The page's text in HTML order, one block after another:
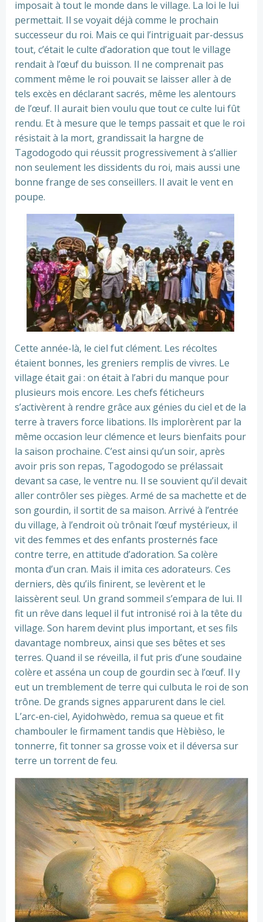
imposait à tout le monde dans le village. La loi le lui
permettait. Il se voyait déjà comme le prochain
successeur du roi. Mais ce qui l’intriguait par-dessus
tout, c’était le culte d’adoration que tout le village
rendait à l’œuf du buisson. Il ne comprenait pas
comment même le roi pouvait se laisser aller à de
tels excès en déclarant sacrés, même les alentours
de l’œuf. Il aurait bien voulu que tout ce culte lui fût
rendu. Et à mesure que le temps passait et que le roi
résistait à la mort, grandissait la hargne de
Tagodogodo qui réussit progressivement à s’allier
non seulement les dissidents du roi, mais aussi une
bonne frange de ses conseillers. Il avait le vent en
poupe.
Cette année-là, le ciel fut clément. Les récoltes
étaient bonnes, les greniers remplis de vivres. Le
village était gai : on était à l’abri du manque pour
plusieurs mois encore. Les chefs féticheurs
s’activèrent à rendre grâce aux génies du ciel et de la
terre à travers force libations. Ils implorèrent par la
même occasion leur clémence et leurs bienfaits pour
la saison prochaine. C’est ainsi qu’un soir, après
avoir pris son repas, Tagodogodo se prélassait
devant sa case, le ventre nu. Il se souvient qu’il devait
aller contrôler ses pièges. Armé de sa machette et de
son gourdin, il sortit de sa maison. Arrivé à l’entrée
du village, à l’endroit où trônait l’œuf mystérieux, il
vit des femmes et des enfants prosternés face
contre terre, en attitude d’adoration. Sa colère
monta d’un cran. Mais il imita ces adorateurs. Ces
derniers, dès qu’ils finirent, se levèrent et le
laissèrent seul. Un grand sommeil s’empara de lui. Il
fit un rêve dans lequel il fut intronisé roi à la tête du
village. Son harem devint plus important, et ses fils
davantage nombreux, ainsi que ses bêtes et ses
terres. Quand il se réveilla, il fut pris d’une soudaine
colère et asséna un coup de gourdin sec à l’œuf. Il y
eut un tremblement de terre qui culbuta le roi de son
trône. De grands signes apparurent dans le ciel.
L’arc-en-ciel, Ayidohwèdo, remua sa queue et fit
chambouler le firmament tandis que Hèbièso, le
tonnerre, fit tonner sa grosse voix et il déversa sur
terre un torrent de feu.